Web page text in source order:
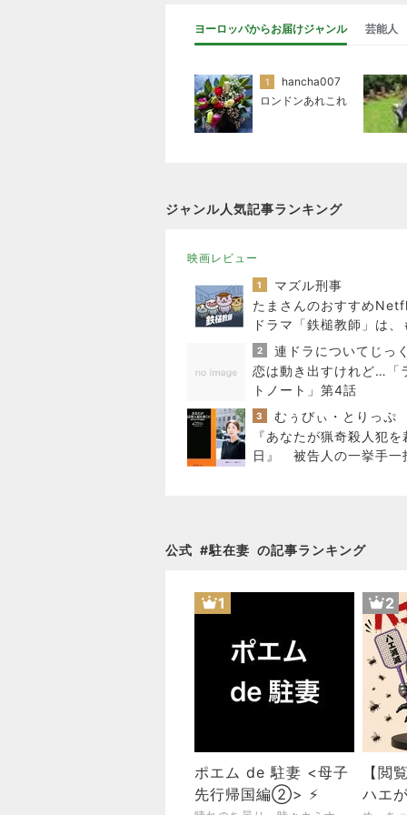
ヨーロッパからお届けジャンル 芸能人
1
hancha007
ロンドンあれこれ
ジャンル人気記事ランキング
映画レビュー
1
マズル刑事
たまさんのおすすめ
ドラマ「鉄槌教師」は、
と見たいもっと見たい！
で10話完？
2
恋は動き出すけれど…「
トノート」第4話
3
むぅびぃ・とりっぷ
『あなたが猟奇殺人犯を
日』 被告人の一挙手一
公式 #駐在妻 の記事ランキング
1
ポエム de 駐妻 <母子
先行帰国編②> ⚡️
2
【閲
ハエ